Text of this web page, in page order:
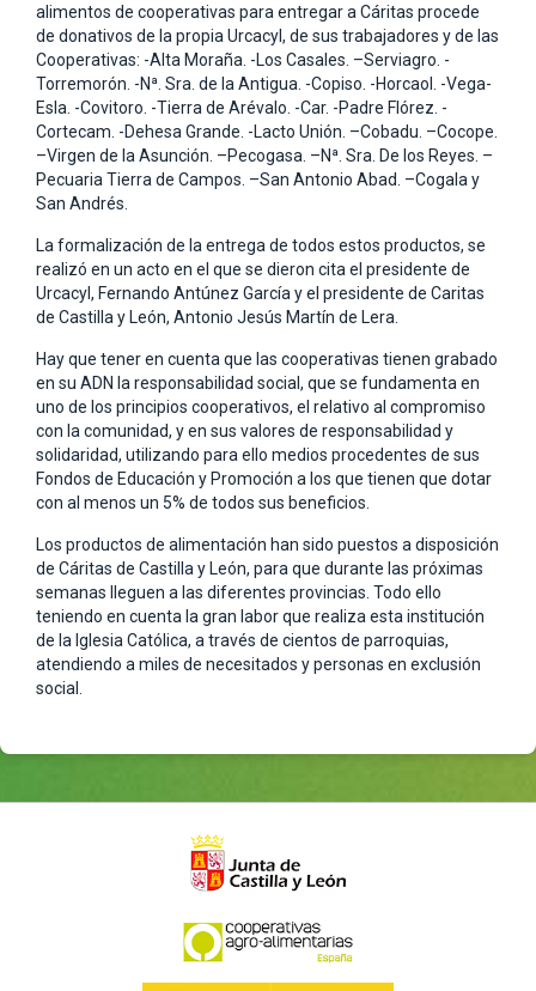
alimentos de cooperativas para entregar a Cáritas procede
de donativos de la propia Urcacyl, de sus trabajadores y de las
Cooperativas: -Alta Moraña. -Los Casales. –Serviagro. -
Torremorón. -Nª. Sra. de la Antigua. -Copiso. -Horcaol. -Vega-
Esla. -Covitoro. -Tierra de Arévalo. -Car. -Padre Flórez. -
Cortecam. -Dehesa Grande. -Lacto Unión. –Cobadu. –Cocope.
–Virgen de la Asunción. –Pecogasa. –Nª. Sra. De los Reyes. –
Pecuaria Tierra de Campos. –San Antonio Abad. –Cogala y
San Andrés.
La formalización de la entrega de todos estos productos, se
realizó en un acto en el que se dieron cita el presidente de
Urcacyl, Fernando Antúnez García y el presidente de Caritas
de Castilla y León, Antonio Jesús Martín de Lera.
Hay que tener en cuenta que las cooperativas tienen grabado
en su ADN la responsabilidad social, que se fundamenta en
uno de los principios cooperativos, el relativo al compromiso
con la comunidad, y en sus valores de responsabilidad y
solidaridad, utilizando para ello medios procedentes de sus
Fondos de Educación y Promoción a los que tienen que dotar
con al menos un 5% de todos sus beneficios.
Los productos de alimentación han sido puestos a disposición
de Cáritas de Castilla y León, para que durante las próximas
semanas lleguen a las diferentes provincias. Todo ello
teniendo en cuenta la gran labor que realiza esta institución
de la Iglesia Católica, a través de cientos de parroquias,
atendiendo a miles de necesitados y personas en exclusión
social.